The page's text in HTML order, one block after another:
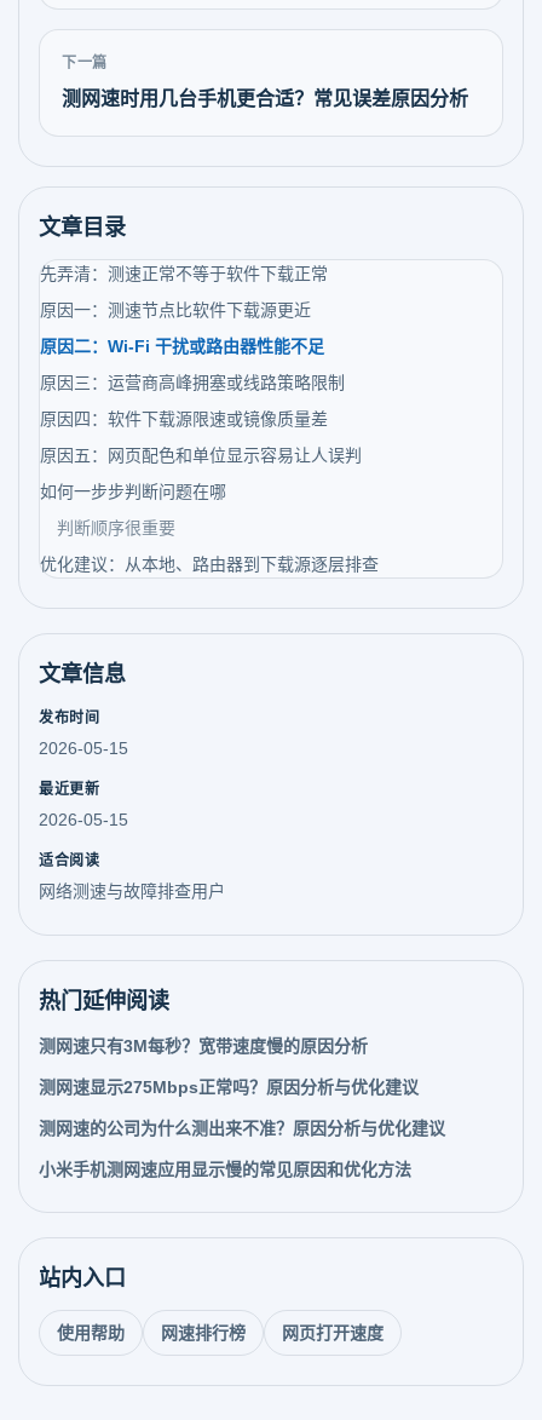
下一篇
测网速时用几台手机更合适？常见误差原因分析
文章目录
先弄清：测速正常不等于软件下载正常
原因一：测速节点比软件下载源更近
原因二：Wi-Fi 干扰或路由器性能不足
原因三：运营商高峰拥塞或线路策略限制
原因四：软件下载源限速或镜像质量差
原因五：网页配色和单位显示容易让人误判
如何一步步判断问题在哪
判断顺序很重要
优化建议：从本地、路由器到下载源逐层排查
文章信息
发布时间
2026-05-15
最近更新
2026-05-15
适合阅读
网络测速与故障排查用户
热门延伸阅读
测网速只有3M每秒？宽带速度慢的原因分析
测网速显示275Mbps正常吗？原因分析与优化建议
测网速的公司为什么测出来不准？原因分析与优化建议
小米手机测网速应用显示慢的常见原因和优化方法
站内入口
使用帮助 网速排行榜 网页打开速度